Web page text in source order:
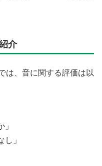
介
は、音に関する評価は以
」